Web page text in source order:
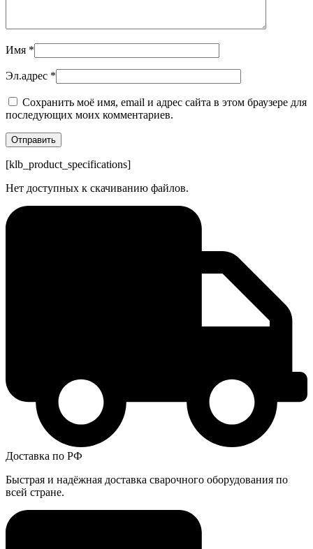
Имя *
Эл.адрес *
Сохранить моё имя, email и адрес сайта в этом браузере для
последующих моих комментариев.
[klb_product_specifications]
Нет доступных к скачиванию файлов.
Доставка по РФ
Быстрая и надёжная доставка сварочного оборудования по
всей стране.